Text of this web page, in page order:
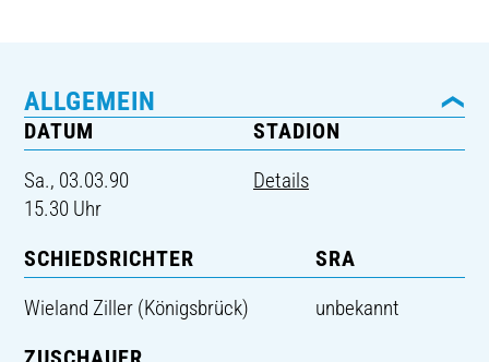
ALLGEMEIN
DATUM
Sa., 03.03.90
15.30 Uhr
STADION
Details
SCHIEDSRICHTER
Wieland Ziller (Königsbrück)
SRA
unbekannt